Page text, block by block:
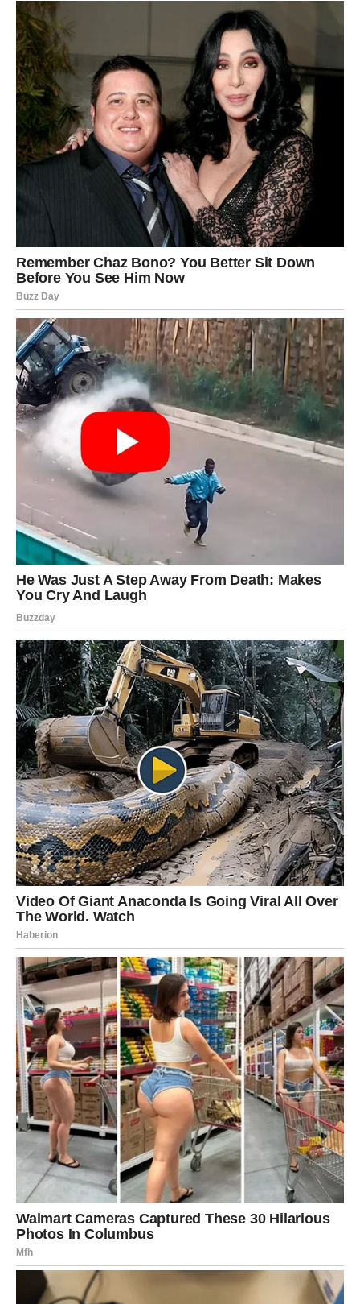
Ribe će u narednim danima biti posebno intuitivne. Mnogi
će osetiti snažnu povezanost sa svojim emocijama.
Na poslovnom planu moguće su promene koje mogu
doneti nove prilike.
U ljubavi vas očekuju romantični trenuci i lepi susreti.